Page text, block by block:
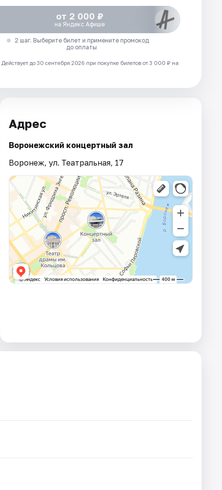
от 2 000 ₽
на Яндекс Афише
2 шаг. Выберите билет и примените промокод
до оплаты
Действует до 30 сентября 2026 при покупке билетов от 3 000 ₽ на
Адрес
Воронежский концертный зал
Воронеж, ул. Театральная, 17